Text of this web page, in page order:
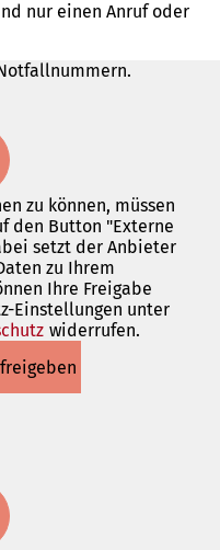
nur einen Anruf oder
zu können, müssen
den Button "Externe
setzt der Anbieter
zu Ihrem
Ihre Freigabe
Einstellungen unter
(Öffnet
einem
neuen
widerrufen.